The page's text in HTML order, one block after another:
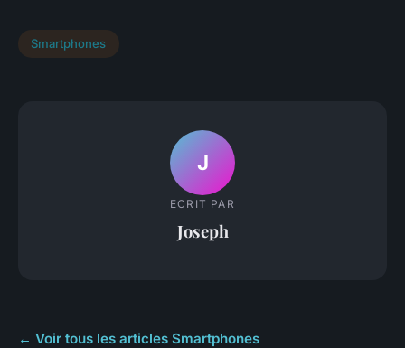
Smartphones
J
ECRIT PAR
Joseph
← Voir tous les articles Smartphones